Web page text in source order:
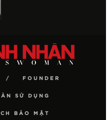
FOUNDER
SỬ DỤNG
BẢO MẬT